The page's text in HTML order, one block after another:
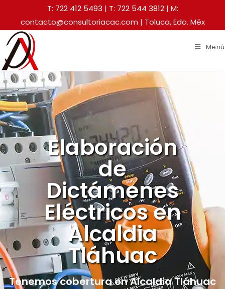
T: 722 412 5493 | T: 722 544 3812| M:
contacto@consultoriacac.com | Toluca, Edo. Méx
Menú
Elaboración
de
Dictámenes
Eléctricos en
Alcaldia
Tláhuac
Tenemos cobertura en Alcaldia Tláhuac